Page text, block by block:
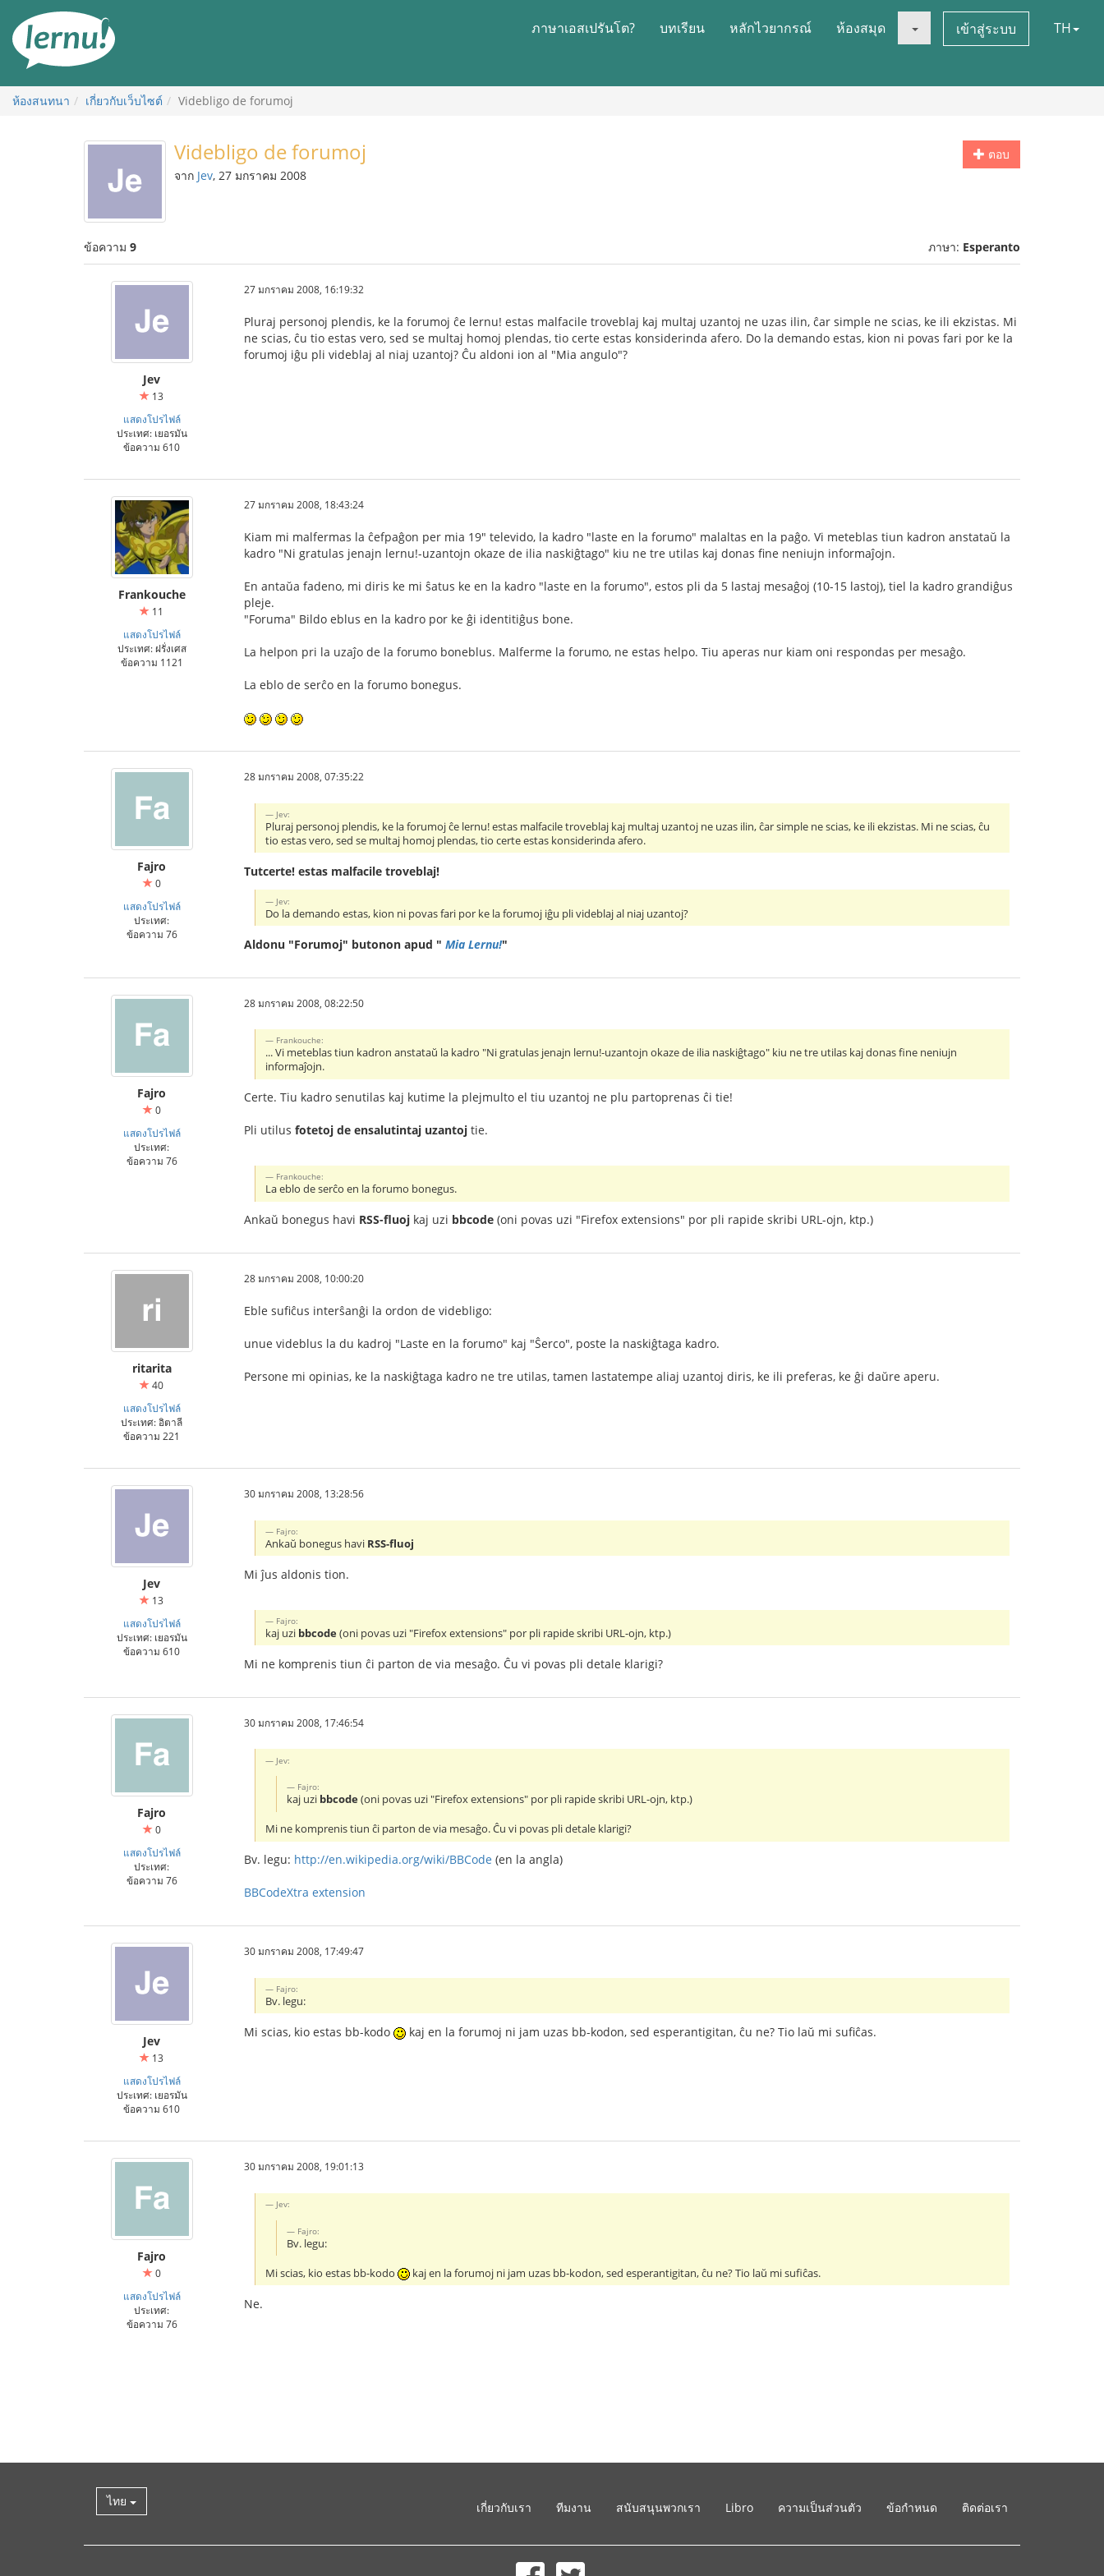
สารบัญ
ภาษาเอสเปรันโต? บทเรียน หลักไวยากรณ์ ห้องสมุด เข้าสู่ระบบ TH
ห้องสนทนา เกี่ยวกับเว็บไซต์ Videbligo de forumoj
ตอบ
Videbligo de forumoj
จาก Jev, 27 มกราคม 2008
ข้อความ 9 ภาษา: Esperanto
Jev
13
แสดงโปรไฟล์
ประเทศ: เยอรมัน
ข้อความ 610
27 มกราคม 2008, 16:19:32
Pluraj personoj plendis, ke la forumoj ĉe lernu! estas malfacile troveblaj kaj multaj uzantoj ne uzas ilin, ĉar simple ne scias, ke ili ekzistas. Mi
ne scias, ĉu tio estas vero, sed se multaj homoj plendas, tio certe estas konsiderinda afero. Do la demando estas, kion ni povas fari por ke la
forumoj iĝu pli videblaj al niaj uzantoj? Ĉu aldoni ion al "Mia angulo"?
Frankouche
11
แสดงโปรไฟล์
ประเทศ: ฝรั่งเศส
ข้อความ 1121
27 มกราคม 2008, 18:43:24
Kiam mi malfermas la ĉefpaĝon per mia 19" televido, la kadro "laste en la forumo" malaltas en la paĝo. Vi meteblas tiun kadron anstataŭ la
kadro "Ni gratulas jenajn lernu!-uzantojn okaze de ilia naskiĝtago" kiu ne tre utilas kaj donas fine neniujn informaĵojn.
En antaŭa fadeno, mi diris ke mi ŝatus ke en la kadro "laste en la forumo", estos pli da 5 lastaj mesaĝoj (10-15 lastoj), tiel la kadro grandiĝus
pleje.
"Foruma" Bildo eblus en la kadro por ke ĝi identitiĝus bone.
La helpon pri la uzaĵo de la forumo boneblus. Malferme la forumo, ne estas helpo. Tiu aperas nur kiam oni respondas per mesaĝo.
La eblo de serĉo en la forumo bonegus.
Fajro
0
แสดงโปรไฟล์
ประเทศ:
ข้อความ 76
28 มกราคม 2008, 07:35:22
Jev:
Pluraj personoj plendis, ke la forumoj ĉe lernu! estas malfacile troveblaj kaj multaj uzantoj ne uzas ilin, ĉar simple ne scias, ke ili ekzistas. Mi ne scias, ĉu
tio estas vero, sed se multaj homoj plendas, tio certe estas konsiderinda afero.
Tutcerte! estas malfacile troveblaj!
Jev:
Do la demando estas, kion ni povas fari por ke la forumoj iĝu pli videblaj al niaj uzantoj?
Aldonu "Forumoj" butonon apud " Mia Lernu!"
Fajro
0
แสดงโปรไฟล์
ประเทศ:
ข้อความ 76
28 มกราคม 2008, 08:22:50
Frankouche:
... Vi meteblas tiun kadron anstataŭ la kadro "Ni gratulas jenajn lernu!-uzantojn okaze de ilia naskiĝtago" kiu ne tre utilas kaj donas fine neniujn
informaĵojn.
Certe. Tiu kadro senutilas kaj kutime la plejmulto el tiu uzantoj ne plu partoprenas ĉi tie!
Pli utilus fotetoj de ensalutintaj uzantoj tie.
Frankouche:
La eblo de serĉo en la forumo bonegus.
Ankaŭ bonegus havi RSS-fluoj kaj uzi bbcode (oni povas uzi "Firefox extensions" por pli rapide skribi URL-ojn, ktp.)
ritarita
40
แสดงโปรไฟล์
ประเทศ: อิตาลี
ข้อความ 221
28 มกราคม 2008, 10:00:20
Eble sufiĉus interŝanĝi la ordon de videbligo:
unue videblus la du kadroj "Laste en la forumo" kaj "Ŝerco", poste la naskiĝtaga kadro.
Persone mi opinias, ke la naskiĝtaga kadro ne tre utilas, tamen lastatempe aliaj uzantoj diris, ke ili preferas, ke ĝi daŭre aperu.
Jev
13
แสดงโปรไฟล์
ประเทศ: เยอรมัน
ข้อความ 610
30 มกราคม 2008, 13:28:56
Fajro:
Ankaŭ bonegus havi RSS-fluoj
Mi ĵus aldonis tion.
Fajro:
kaj uzi bbcode(oni povas uzi "Firefox extensions" por pli rapide skribi URL-ojn, ktp.)
Mi ne komprenis tiun ĉi parton de via mesaĝo. Ĉu vi povas pli detale klarigi?
Fajro
0
แสดงโปรไฟล์
ประเทศ:
ข้อความ 76
30 มกราคม 2008, 17:46:54
Jev:
Fajro:
kaj uzi bbcode(oni povas uzi "Firefox extensions" por pli rapide skribi URL-ojn, ktp.)
Mi ne komprenis tiun ĉi parton de via mesaĝo. Ĉu vi povas pli detale klarigi?
Bv. legu: http://en.wikipedia.org/wiki/BBCode (en la angla)
BBCodeXtra extension
Jev
13
แสดงโปรไฟล์
ประเทศ: เยอรมัน
ข้อความ 610
30 มกราคม 2008, 17:49:47
Fajro:
Bv. legu:
Mi scias, kio estas bb-kodo kaj en la forumoj ni jam uzas bb-kodon, sed esperantigitan, ĉu ne? Tio laŭ mi sufiĉas.
Fajro
0
แสดงโปรไฟล์
ประเทศ:
ข้อความ 76
30 มกราคม 2008, 19:01:13
Jev:
Fajro:
Bv. legu:
Mi scias, kio estas bb-kodo kaj en la forumoj ni jam uzas bb-kodon, sed esperantigitan, ĉu ne? Tio laŭ mi sufiĉas.
Ne.
ไทย เกี่ยวกับเรา ทีมงาน สนับสนุนพวกเรา Libro ความเป็นส่วนตัว ข้อกำหนด ติดต่อเรา